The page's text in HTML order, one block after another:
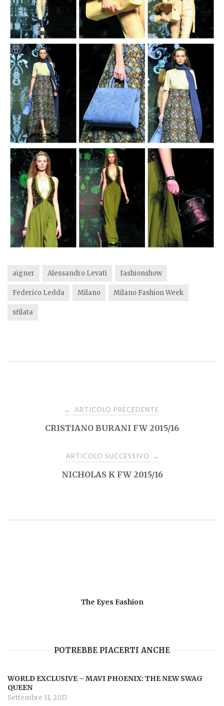
aigner Alessandro Levati fashionshow
Federico Ledda Milano Milano Fashion Week
sfilata
Navigazione
articoli
← ARTICOLO PRECEDENTE
CRISTIANO BURANI FW 2015/16
ARTICOLO SUCCESSIVO →
NICHOLAS K FW 2015/16
The Eyes Fashion
POTREBBE PIACERTI ANCHE
WORLD EXCLUSIVE – MAVI PHOENIX: THE NEW SWAG
QUEEN
Settembre 11, 2017